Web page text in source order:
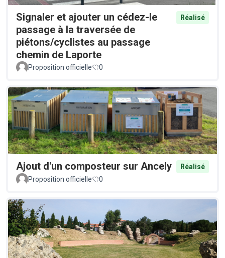
Signaler et ajouter un cédez-le
passage à la traversée de
piétons/cyclistes au passage
chemin de Laporte
Réalisé
Proposition officielle 0
Ajout d'un composteur sur Ancely
Réalisé
Proposition officielle
0